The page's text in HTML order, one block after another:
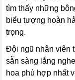
tìm thấy những
biểu tượng hoàn
trọng.
Đội ngũ nhân viên
sẵn sàng lắng
hoa phù hợp nhất